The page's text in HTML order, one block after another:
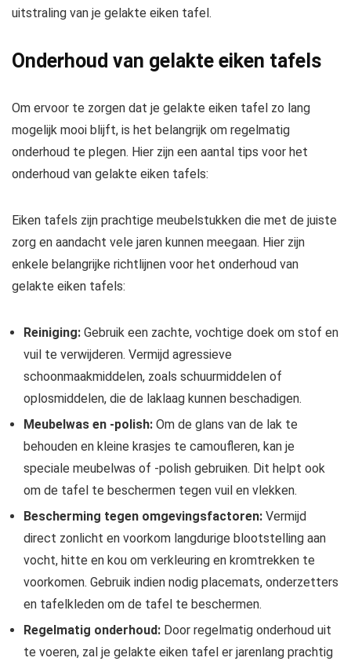
uitstraling van je gelakte eiken tafel.
Onderhoud van gelakte eiken tafels
Om ervoor te zorgen dat je gelakte eiken tafel zo lang
mogelijk mooi blijft, is het belangrijk om regelmatig
onderhoud te plegen. Hier zijn een aantal tips voor het
onderhoud van gelakte eiken tafels:
Eiken tafels zijn prachtige meubelstukken die met de juiste
zorg en aandacht vele jaren kunnen meegaan. Hier zijn
enkele belangrijke richtlijnen voor het onderhoud van
gelakte eiken tafels:
Reiniging: Gebruik een zachte, vochtige doek om stof en
vuil te verwijderen. Vermijd agressieve
schoonmaakmiddelen, zoals schuurmiddelen of
oplosmiddelen, die de laklaag kunnen beschadigen.
Meubelwas en -polish: Om de glans van de lak te
behouden en kleine krasjes te camoufleren, kan je
speciale meubelwas of -polish gebruiken. Dit helpt ook
om de tafel te beschermen tegen vuil en vlekken.
Bescherming tegen omgevingsfactoren: Vermijd
direct zonlicht en voorkom langdurige blootstelling aan
vocht, hitte en kou om verkleuring en kromtrekken te
voorkomen. Gebruik indien nodig placemats, onderzetters
en tafelkleden om de tafel te beschermen.
Regelmatig onderhoud: Door regelmatig onderhoud uit
te voeren, zal je gelakte eiken tafel er jarenlang prachtig